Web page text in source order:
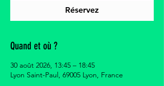
Réservez
Quand et où ?
30 août 2026, 13:45 – 18:45
Lyon Saint-Paul, 69005 Lyon, France